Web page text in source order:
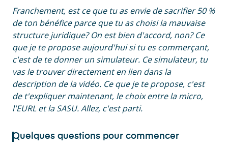
Franchement, est ce que tu as envie de sacrifier 50 %
de ton bénéfice parce que tu as choisi la mauvaise
structure juridique? On est bien d'accord, non? Ce
que je te propose aujourd'hui si tu es commerçant,
c'est de te donner un simulateur. Ce simulateur, tu
vas le trouver directement en lien dans la
description de la vidéo. Ce que je te propose, c'est
de t'expliquer maintenant, le choix entre la micro,
l'EURL et la SASU. Allez, c'est parti.
Quelques questions pour commencer